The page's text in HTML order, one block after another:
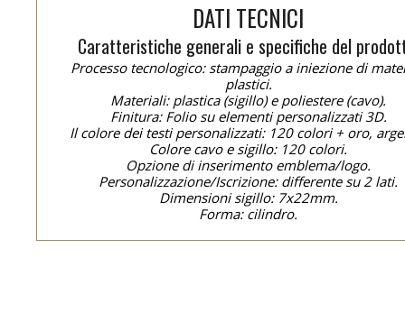
DATI TECNICI
Caratteristiche generali e specifiche del
Processo tecnologico: stampaggio a iniezione di
plastici.
Materiali: plastica (sigillo) e poliestere (cavo).
Finitura: Folio su elementi personalizzati 3D.
Il colore dei testi personalizzati: 120 colori + oro,
Colore cavo e sigillo: 120 colori.
Opzione di inserimento emblema/logo.
Personalizzazione/Iscrizione: differente su 2 lati.
Dimensioni sigillo: 7x22mm.
Forma: cilindro.